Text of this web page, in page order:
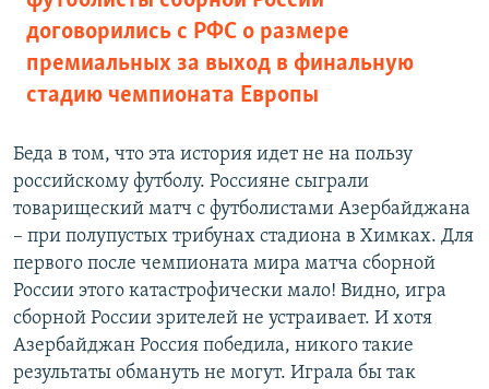
договорились с РФС о размере
премиальных за выход в финальную
стадию чемпионата Европы
Беда в том, что эта история идет не на пользу
российскому футболу. Россияне сыграли
товарищеский матч с футболистами Азербайджана
– при полупустых трибунах стадиона в Химках. Для
первого после чемпионата мира матча сборной
России этого катастрофически мало! Видно, игра
сборной России зрителей не устраивает. И хотя
Азербайджан Россия победила, никого такие
результаты обмануть не могут. Играла бы так